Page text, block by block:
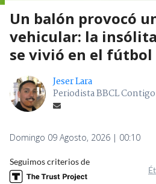
Un balón provocó
vehicular: la
se vivió en el
Jeser Lara
Periodista BBCL Contigo
Domingo 09 Agosto, 2026 | 00:10
Seguimos criterios de